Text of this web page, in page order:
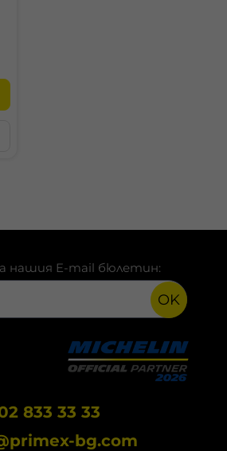
нашия E-mail бюлетин:
OK
833 33 33
bg.com